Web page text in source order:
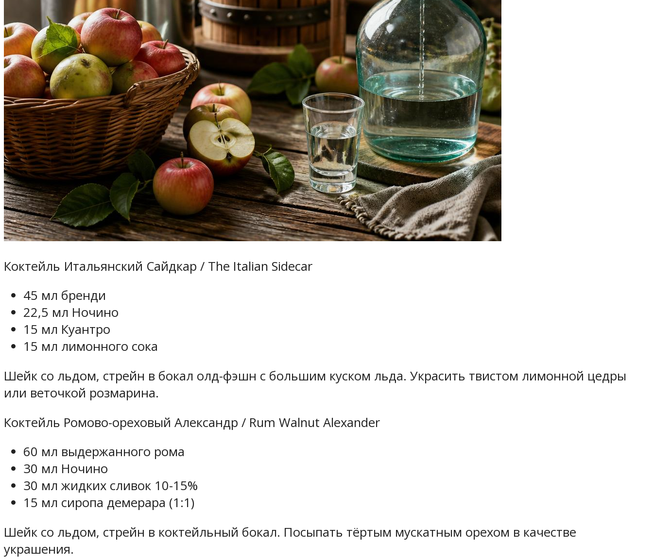
Коктейль Итальянский Сайдкар / The Italian Sidecar
45 мл бренди
22,5 мл Ночино
15 мл Куантро
15 мл лимонного сока
Шейк со льдом, стрейн в бокал олд-фэшн с большим куском льда. Украсить твистом лимонной цедры
или веточкой розмарина.
Коктейль Ромово-ореховый Александр / Rum Walnut Alexander
60 мл выдержанного рома
30 мл Ночино
30 мл жидких сливок 10-15%
15 мл сиропа демерара (1:1)
Шейк со льдом, стрейн в коктейльный бокал. Посыпать тёртым мускатным орехом в качестве
украшения.